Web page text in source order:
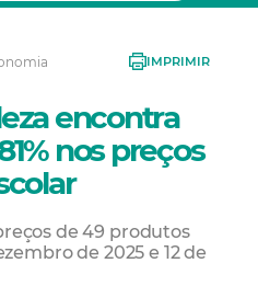
IMPRIMIR
encontra
nos preços
de 49 produtos
de 2025 e 12 de